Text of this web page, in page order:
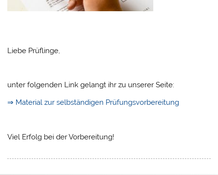
Liebe Prüflinge,
unter folgenden Link gelangt ihr zu unserer Seite:
⇒ Material zur selbständigen Prüfungsvorbereitung
Viel Erfolg bei der Vorbereitung!